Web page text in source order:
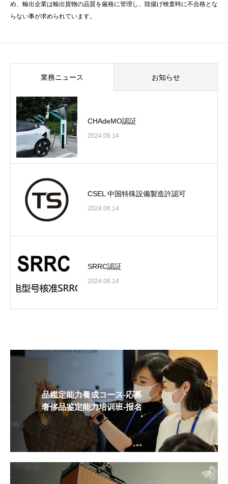
め、輸出企業は輸出貨物の品質を厳格に管理し、陸揚げ検査時に不合格とな
らない事が求められています。
業務ニュース お知らせ
CHAdeMO認証
2024.06.14
CSEL 中国特殊設備製造許認可
2024.06.14
SRRC認証
2024.06.14
品鑑定能力養成コース-応募
奢侈品鉴定能力培训班-报名